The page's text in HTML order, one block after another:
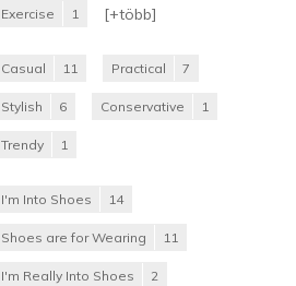
Exercise 1 [+több]
Casual 11 Practical 7
Stylish 6 Conservative 1
Trendy 1
I'm Into Shoes 14
Shoes are for Wearing 11
I'm Really Into Shoes 2